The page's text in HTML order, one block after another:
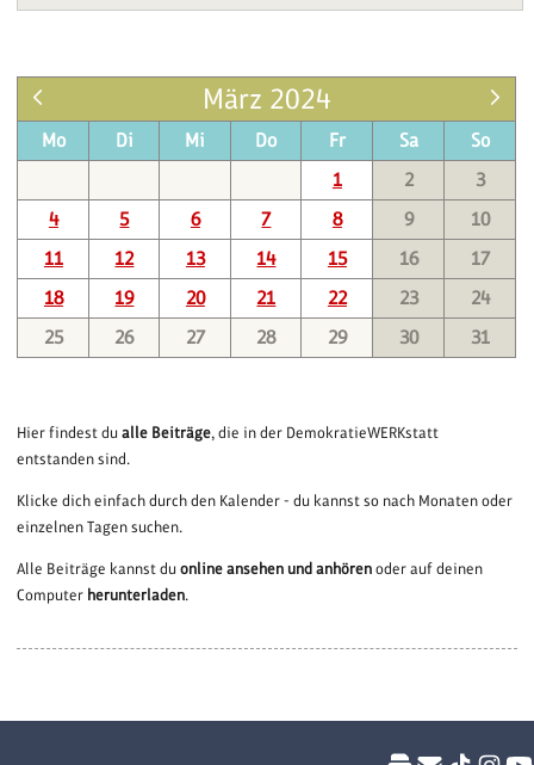
März 2024
Mo Di Mi Do Fr Sa
So
1
2
3
4
5 6 7 8 9
10
11
12 13 14 15 16
17
18
19 20 21 22 23
24
25
26 27 28 29 30 31
Hier findest dualle Beiträge, die in der DemokratieWERKstatt
entstanden sind.
Klicke dich einfach durch den Kalender - du kannst so nach Monaten oder
einzelnen Tagen suchen.
Alle Beiträge kannst duonline ansehen und anhören oder auf deinen
Computer herunterladen.